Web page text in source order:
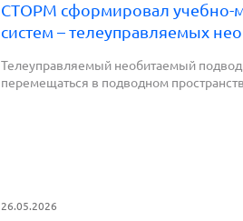
СТОРМ сформировал учебно-
систем – телеуправляемых
Телеуправляемый необитаемый
перемещаться в подводном
26.05.2026